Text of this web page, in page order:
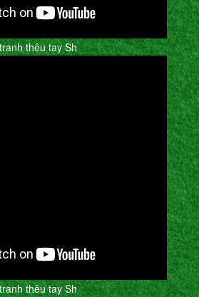
thêu tay Sh
thêu tay Sh